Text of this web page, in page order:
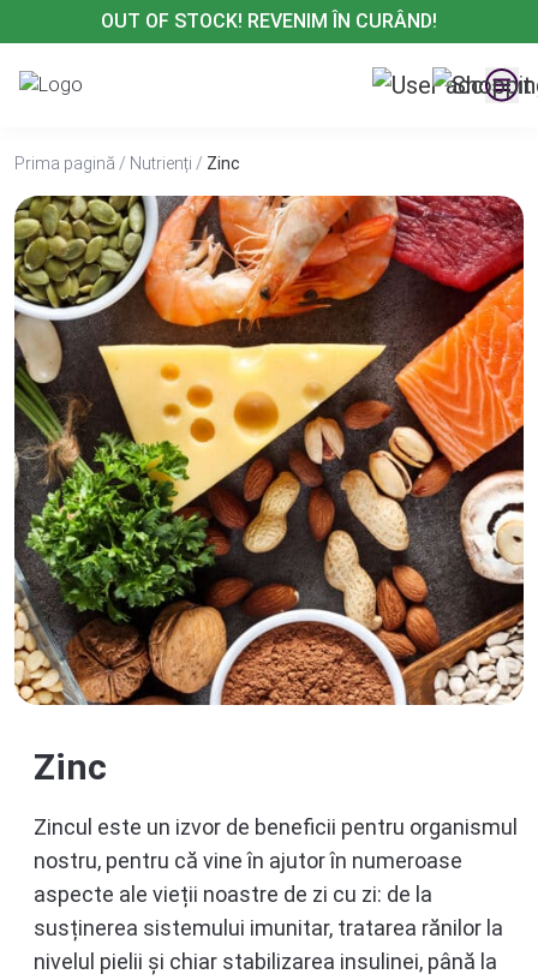
la
conținut
OUT OF STOCK! REVENIM ÎN CURÂND!
Prima pagină / Nutrienți / Zinc
Zinc
Zincul este un izvor de beneficii pentru organismul
nostru, pentru că vine în ajutor în numeroase
aspecte ale vieții noastre de zi cu zi: de la
susținerea sistemului imunitar, tratarea rănilor la
nivelul pielii și chiar stabilizarea insulinei, până la